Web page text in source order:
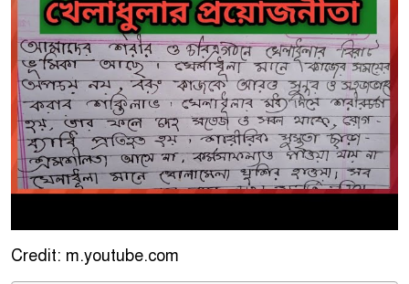
Credit: m.youtube.com